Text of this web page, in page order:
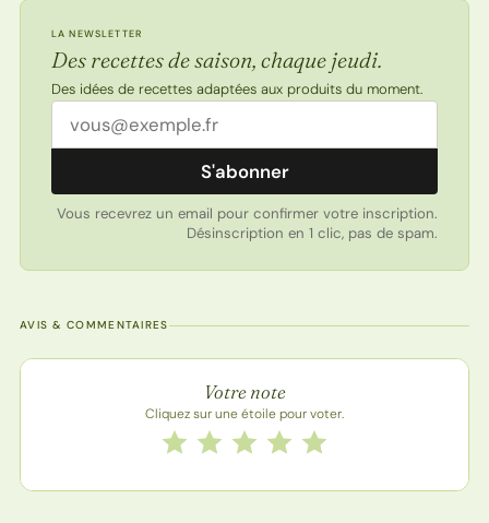
LA NEWSLETTER
Des recettes de saison, chaque jeudi.
Des idées de recettes adaptées aux produits du moment.
Adresse email
S'abonner
Vous recevrez un email pour confirmer votre inscription.
Désinscription en 1 clic, pas de spam.
AVIS & COMMENTAIRES
Note de la recette
Votre note
Cliquez sur une étoile pour voter.
Notez cette recette de 1 à 5 étoiles
5 étoiles
4 étoiles
3 étoiles
2 étoiles
1 étoile